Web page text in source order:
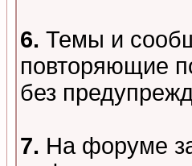
6. Темы и
повторяющие
без
7. На форуме